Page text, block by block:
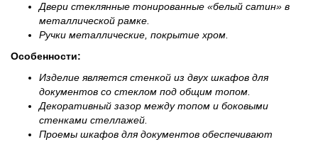
Двери стеклянные тонированные «белый сатин» в
металлической рамке.
Ручки металлические, покрытие хром.
Особенности:
Изделие является стенкой из двух шкафов для
документов со стеклом под общим топом.
Декоративный зазор между топом и боковыми
стенками стеллажей.
Проемы шкафов для документов обеспечивают